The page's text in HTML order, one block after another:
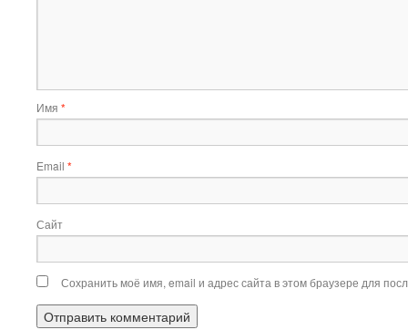
Имя *
Email *
Сайт
Сохранить моё имя, email и адрес сайта в этом браузере для